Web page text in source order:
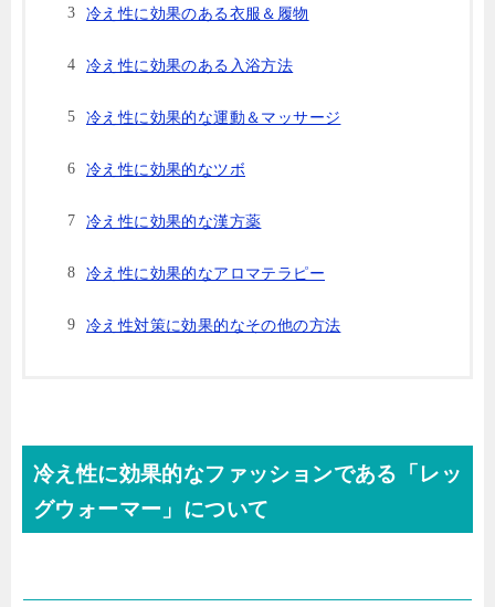
冷え性に効果のある衣服＆履物
冷え性に効果のある入浴方法
冷え性に効果的な運動＆マッサージ
冷え性に効果的なツボ
冷え性に効果的な漢方薬
冷え性に効果的なアロマテラピー
冷え性対策に効果的なその他の方法
冷え性に効果的なファッションである「レッ
グウォーマー」について